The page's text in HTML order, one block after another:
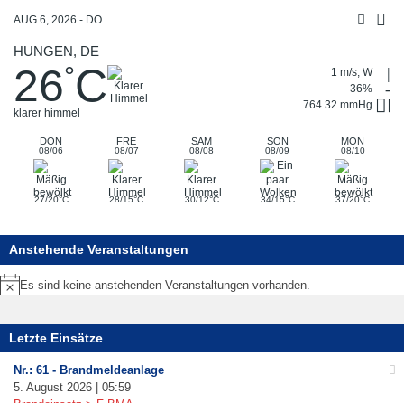
AUG 6, 2026 - DO
HUNGEN, DE
26°C
klarer himmel
1 m/s, W
36%
764.32 mmHg
DON
08/06
FRE
08/07
SAM
08/08
SON
08/09
MON
08/10
27/20°C 28/15°C 30/12°C 34/15°C 37/20°C
Anstehende Veranstaltungen
Hinweis
Es sind keine anstehenden Veranstaltungen vorhanden.
Letzte Einsätze
Nr.: 61 - Brandmeldeanlage
5. August 2026 | 05:59